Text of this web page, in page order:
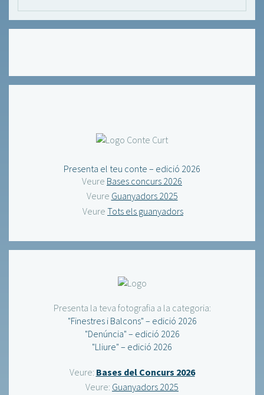
Presenta el teu conte – edició 2026
Veure Bases concurs 2026
Veure Guanyadors 2025
Veure Tots els guanyadors
Presenta la teva fotografia a la categoria:
"Finestres i Balcons" – edició 2026
"Denúncia" – edició 2026
"Lliure" – edició 2026
Veure: Bases del Concurs 2026
Veure: Guanyadors 2025